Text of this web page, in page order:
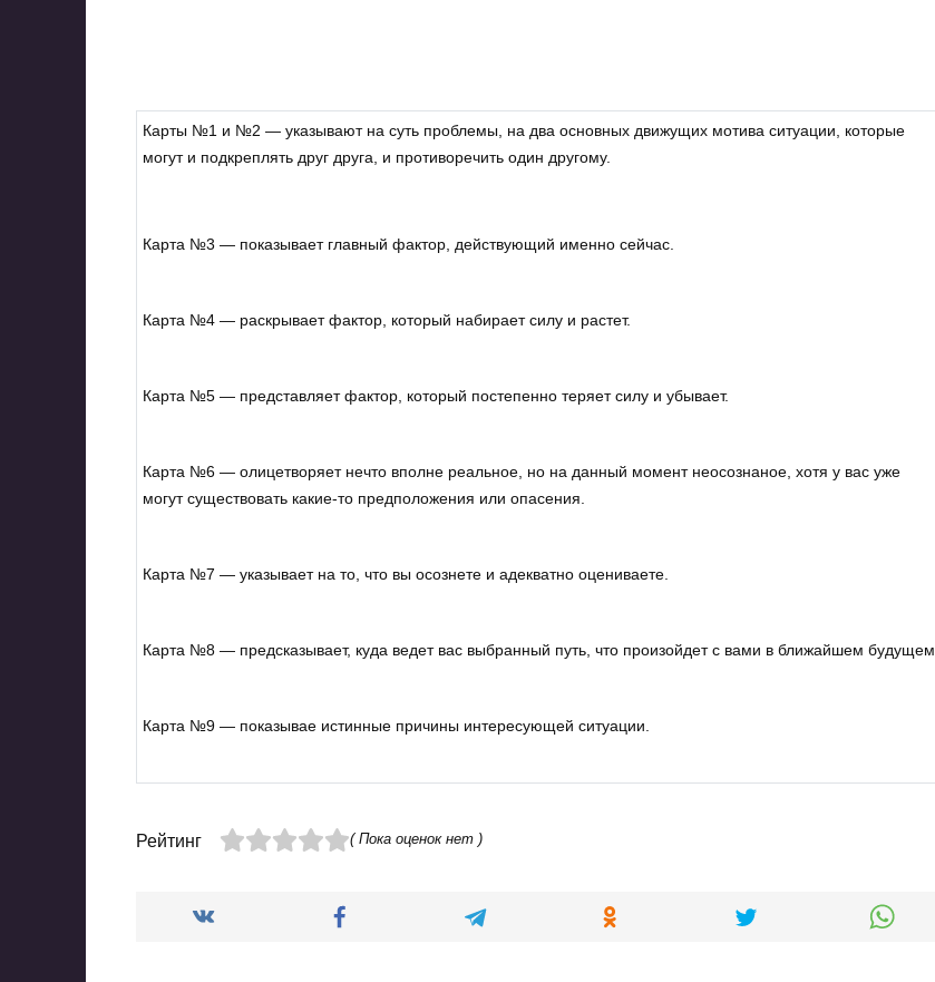
Карты №1 и №2 — указывают на суть проблемы, на два основных движущих мотива ситуации, которые
могут и подкреплять друг друга, и противоречить один другому.
Карта №3 — показывает главный фактор, действующий именно сейчас.
Карта №4 — раскрывает фактор, который набирает силу и растет.
Карта №5 — представляет фактор, который постепенно теряет силу и убывает.
Карта №6 — олицетворяет нечто вполне реальное, но на данный момент неосознаное, хотя у вас уже
могут существовать какие-то предположения или опасения.
Карта №7 — указывает на то, что вы осознете и адекватно оцениваете.
Карта №8 — предсказывает, куда ведет вас выбранный путь, что произойдет с вами в ближайшем будущем.
Карта №9 — показывае истинные причины интересующей ситуации.
Рейтинг ( Пока оценок нет )